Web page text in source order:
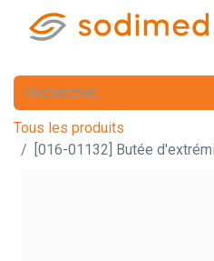
Tous les produits
[016-01132] Butée